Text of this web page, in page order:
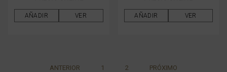
AÑADIR VER AÑADIR VER
ANTERIOR 1 2 PRÓXIMO